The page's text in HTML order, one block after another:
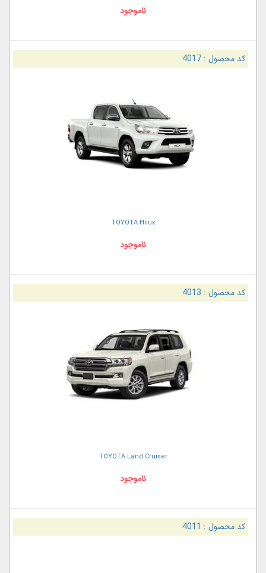
ناموجود
کد محصول :4017
TOYOTA Hilux
ناموجود
کد محصول : 4013
TOYOTA Land Cruiser
ناموجود
کد محصول : 4011